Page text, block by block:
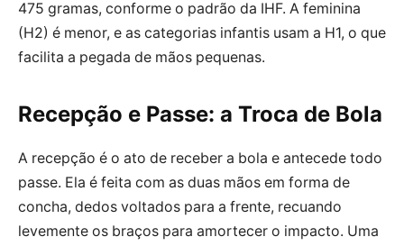
475 gramas, conforme o padrão da IHF. A feminina
(H2) é menor, e as categorias infantis usam a H1, o que
facilita a pegada de mãos pequenas.
Recepção e Passe: a Troca de Bola
A recepção é o ato de receber a bola e antecede todo
passe. Ela é feita com as duas mãos em forma de
concha, dedos voltados para a frente, recuando
levemente os braços para amortecer o impacto. Uma